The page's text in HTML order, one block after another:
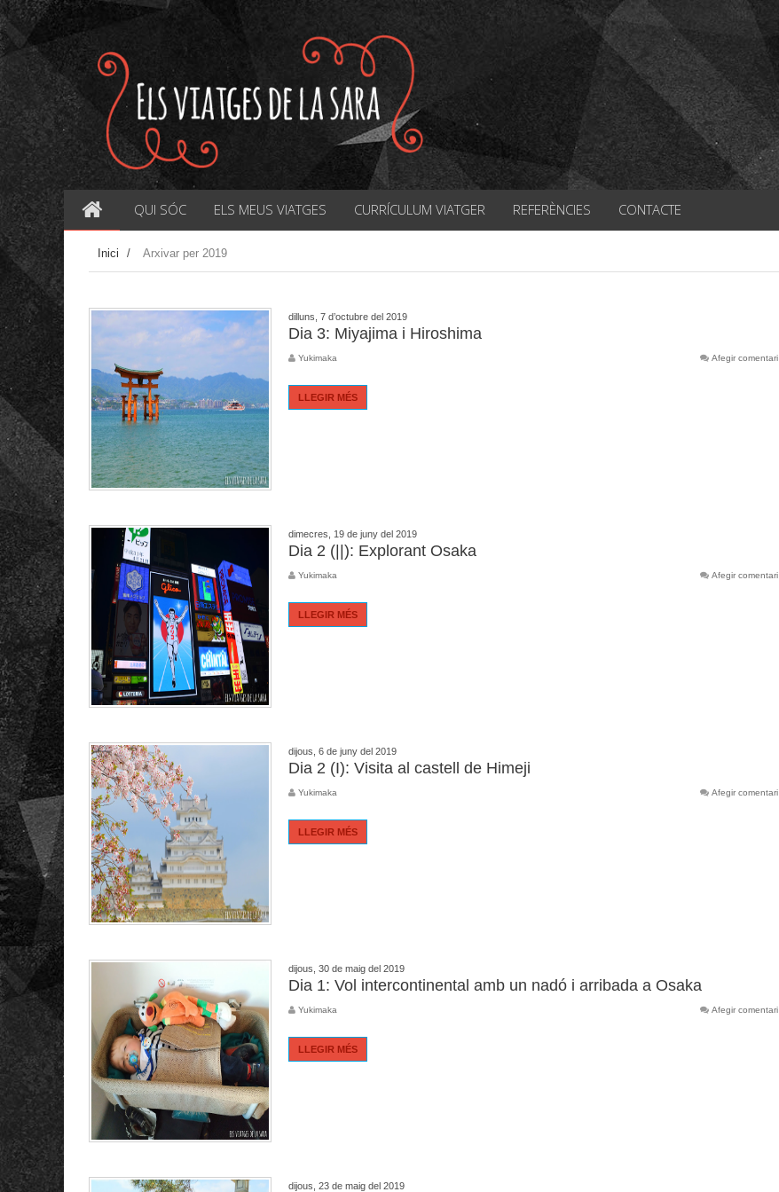
QUI SÓC ELS MEUS VIATGES CURRÍCULUM VIATGER REFERÈNCIES CONTACTE
Inici / Arxivar per 2019
dilluns, 7 d’octubre del 2019
Dia 3: Miyajima i Hiroshima
Yukimaka Afegir comentari
LLEGIR MÉS
dimecres, 19 de juny del 2019
Dia 2 (||): Explorant Osaka
Yukimaka Afegir comentari
LLEGIR MÉS
dijous, 6 de juny del 2019
Dia 2 (I): Visita al castell de Himeji
Yukimaka Afegir comentari
LLEGIR MÉS
dijous, 30 de maig del 2019
Dia 1: Vol intercontinental amb un nadó i arribada a Osaka
Yukimaka Afegir comentari
LLEGIR MÉS
dijous, 23 de maig del 2019